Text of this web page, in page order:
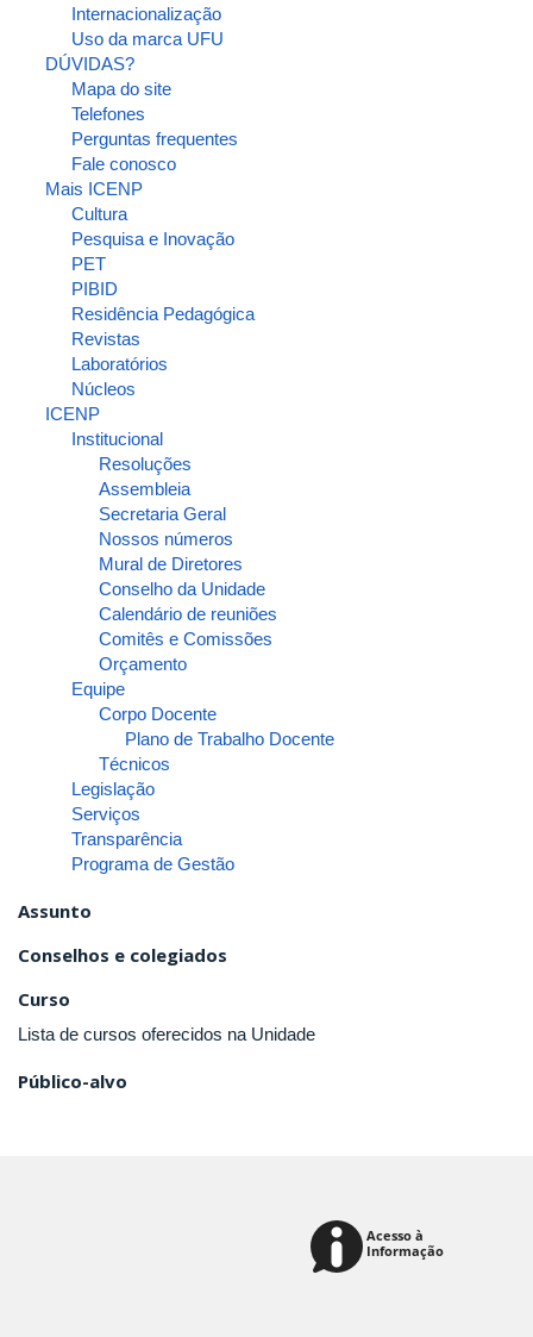
Internacionalização
Uso da marca UFU
DÚVIDAS?
Mapa do site
Telefones
Perguntas frequentes
Fale conosco
Mais ICENP
Cultura
Pesquisa e Inovação
PET
PIBID
Residência Pedagógica
Revistas
Laboratórios
Núcleos
ICENP
Institucional
Resoluções
Assembleia
Secretaria Geral
Nossos números
Mural de Diretores
Conselho da Unidade
Calendário de reuniões
Comitês e Comissões
Orçamento
Equipe
Corpo Docente
Plano de Trabalho Docente
Técnicos
Legislação
Serviços
Transparência
Programa de Gestão
Assunto
Conselhos e colegiados
Curso
Lista de cursos oferecidos na Unidade
Público-alvo